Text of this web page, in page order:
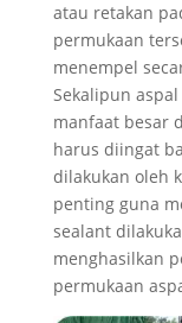
atau retakan
permukaan
menempel
Sekalipun
manfaat besar
harus diingat
dilakukan oleh
penting guna
sealant
menghasilkan
permukaan